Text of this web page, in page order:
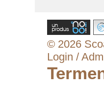
© 2026
Login /